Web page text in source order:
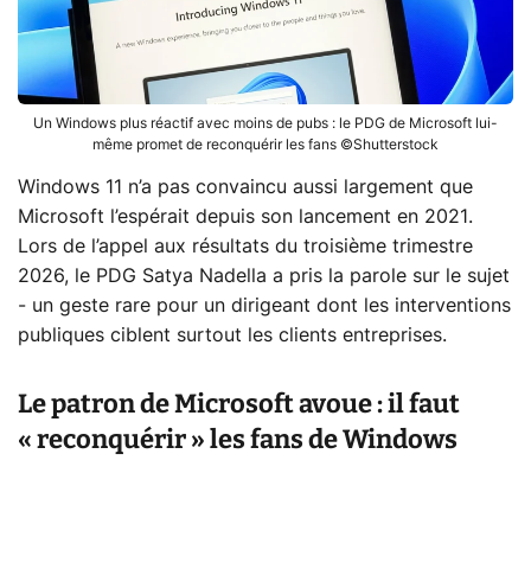
Un Windows plus réactif avec moins de pubs : le PDG de Microsoft lui-
même promet de reconquérir les fans ©Shutterstock
Windows 11 n’a pas convaincu aussi largement que
Microsoft l’espérait depuis son lancement en 2021.
Lors de l’appel aux résultats du troisième trimestre
2026, le PDG Satya Nadella a pris la parole sur le sujet
- un geste rare pour un dirigeant dont les interventions
publiques ciblent surtout les clients entreprises.
Le patron de Microsoft avoue : il faut
« reconquérir » les fans de Windows